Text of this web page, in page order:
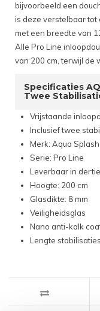
bijvoorbeeld een
is deze verstelbaar tot
met een breedte van
Alle Pro Line
van 200 cm, terwijl de
Specificaties
Twee
Vrijstaande
Inclusief twee
Merk: Aqua Splash
Serie: Pro Line
Leverbaar in
Hoogte: 200 cm
Glasdikte: 8 mm
Veiligheidsglas
Nano anti-kalk
Lengte